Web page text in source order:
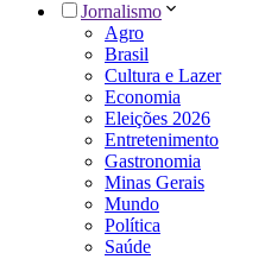
Jornalismo
Agro
Brasil
Cultura e Lazer
Economia
Eleições 2026
Entretenimento
Gastronomia
Minas Gerais
Mundo
Política
Saúde